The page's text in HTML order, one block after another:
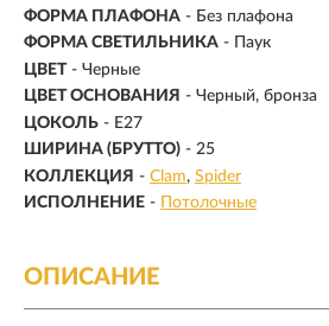
ФОРМА ПЛАФОНА - Без плафона
ФОРМА СВЕТИЛЬНИКА - Паук
ЦВЕТ - Черные
ЦВЕТ ОСНОВАНИЯ - Черный, бронза
ЦОКОЛЬ - E27
ШИРИНА (БРУТТО) - 25
КОЛЛЕКЦИЯ - Clam Spider
ИСПОЛНЕНИЕ - Потолочные
ОПИСАНИЕ